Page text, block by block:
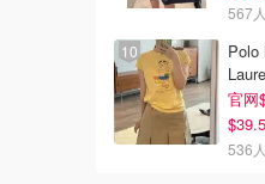
567
Polo
染色
官网
536